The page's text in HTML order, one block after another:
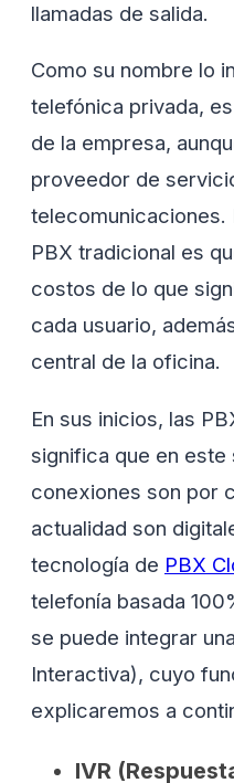
llamadas de salida.
Como su nombre lo
telefónica privada,
de la empresa,
proveedor de
telecomunicaciones.
PBX tradicional es
costos de lo que
cada usuario,
central de la oficina.
En sus inicios, las
significa que en este
conexiones son por
actualidad son
tecnología de PBX
telefonía basada
se puede integrar
Interactiva), cuyo
explicaremos a
IVR